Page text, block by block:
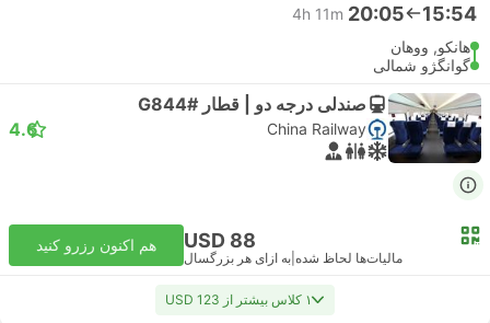
15:54
20:05
4h 11m
هانکو, ووهان
گوانگژو شمالی
صندلی درجه دو | قطار #G844
China Railway
4.6
USD 88
مالیات‌ها لحاظ شده به ازای هر بزرگسال
هم اکنون رزرو کنید
۱ کلاس بیشتر از USD 123